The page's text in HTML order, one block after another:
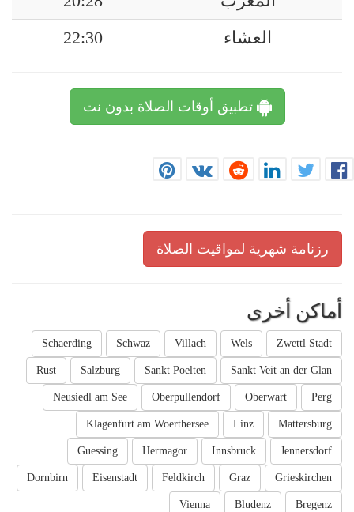
العشاء
22:30
تطبيق أوقات الصلاة بدون نت
رزنامة شهرية لمواقيت الصلاة
أماكن أخرى
Zwettl Stadt
Wels
Villach
Schwaz
Schaerding
Sankt Veit an der Glan
Sankt Poelten
Salzburg
Rust
Perg
Oberwart
Oberpullendorf
Neusiedl am See
Mattersburg
Linz
Klagenfurt am Woerthersee
Jennersdorf
Innsbruck
Hermagor
Guessing
Grieskirchen
Graz
Feldkirch
Eisenstadt
Dornbirn
Bregenz
Bludenz
Vienna